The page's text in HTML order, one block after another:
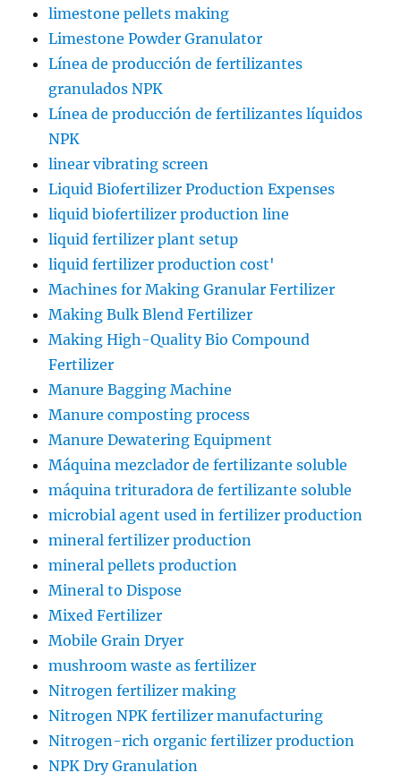
limestone pellets making
Limestone Powder Granulator
Línea de producción de fertilizantes
granulados NPK
Línea de producción de fertilizantes líquidos
NPK
linear vibrating screen
Liquid Biofertilizer Production Expenses
liquid biofertilizer production line
liquid fertilizer plant setup
liquid fertilizer production cost'
Machines for Making Granular Fertilizer
Making Bulk Blend Fertilizer
Making High-Quality Bio Compound
Fertilizer
Manure Bagging Machine
Manure composting process
Manure Dewatering Equipment
Máquina mezclador de fertilizante soluble
máquina trituradora de fertilizante soluble
microbial agent used in fertilizer production
mineral fertilizer production
mineral pellets production
Mineral to Dispose
Mixed Fertilizer
Mobile Grain Dryer
mushroom waste as fertilizer
Nitrogen fertilizer making
Nitrogen NPK fertilizer manufacturing
Nitrogen-rich organic fertilizer production
NPK Dry Granulation